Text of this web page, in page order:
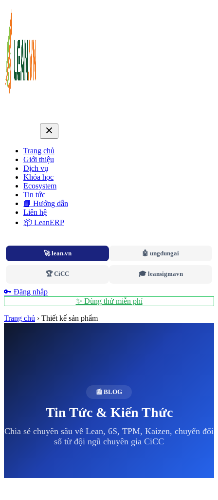
Trang chủ
Giới thiệu
Dịch vụ
Khóa học
Ecosystem
Tin tức
📘 Hướng dẫn
Liên hệ
📦 LeanERP
🚀 lean.vn 🤖 ungdungai
🏆 CiCC 🎓 leansigmavn
🔑 Đăng nhập
✨ Dùng thử miễn phí
Trang chủ › Thiết kế sản phẩm
📰 BLOG
Tin Tức & Kiến Thức
Chia sẻ chuyên sâu về Lean, 6S, TPM, Kaizen, chuyển đổi
số từ đội ngũ chuyên gia CiCC